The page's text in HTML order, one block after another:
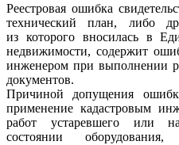
Реестровая ошибка
технический план, либо
из которого вносилась в
недвижимости, содержит
инженером при выполнении
документов.
Причиной допущения
применение кадастровым
работ устаревшего или
состоянии